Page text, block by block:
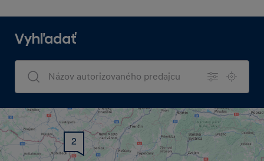
2
Vyhľadať
Dealers Search